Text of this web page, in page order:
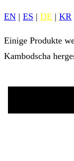
EN | ES | DE | KR
Einige Produkte
Kambodscha